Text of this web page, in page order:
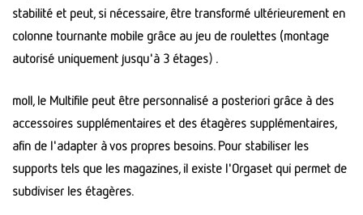
stabilité et peut, si nécessaire, être transformé ultérieurement en
colonne tournante mobile grâce au jeu de roulettes (montage
autorisé uniquement jusqu'à 3 étages) .
moll, le Multifile peut être personnalisé a posteriori grâce à des
accessoires supplémentaires et des étagères supplémentaires,
afin de l'adapter à vos propres besoins. Pour stabiliser les
supports tels que les magazines, il existe l'Orgaset qui permet de
subdiviser les étagères.